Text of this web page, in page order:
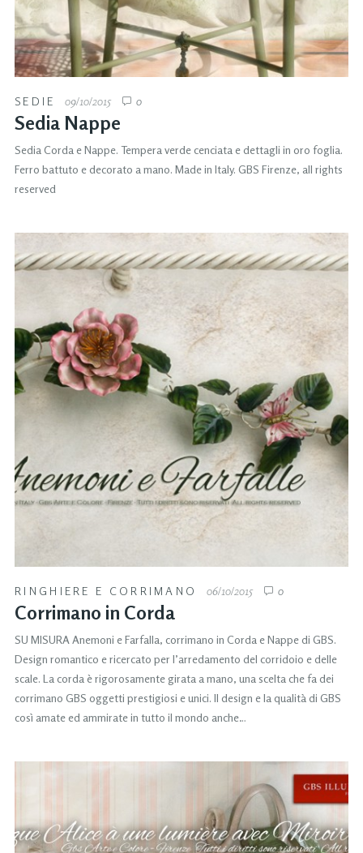
SEDIE 09/10/2015 0
Sedia Nappe
Sedia Corda e Nappe. Tempera verde cenciata e dettagli in oro foglia.
Ferro battuto e decorato a mano. Made in Italy. GBS Firenze, all rights
reserved
RINGHIERE E CORRIMANO 06/10/2015 0
Corrimano in Corda
SU MISURA Anemoni e Farfalla, corrimano in Corda e Nappe di GBS.
Design romantico e ricercato per l’arredamento del corridoio e delle
scale. La corda è rigorosamente girata a mano, una scelta che fa dei
corrimano GBS oggetti prestigiosi e unici. Il design e la qualità di GBS
così amate ed ammirate in tutto il mondo anche…